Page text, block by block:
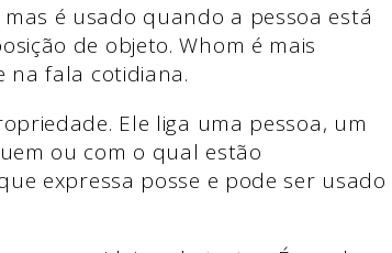
é usado quando a pessoa está
de objeto. Whom é mais
na fala cotidiana.
Ele liga uma pessoa, um
ou com o qual estão
expressa posse e pode ser usado